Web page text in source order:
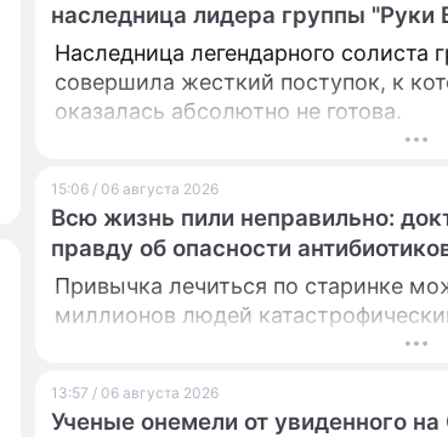
наследница лидера группы "Руки
Наследница легендарного солиста
совершила жесткий поступок, к
оказалась абсолютно не готова.
15:06 / 06 августа 2026
Всю жизнь пили неправильно:
правду об опасности
Привычка лечиться по старинке
миллионов людей
13:57 / 06 августа 2026
Ученые онемели от увиденного